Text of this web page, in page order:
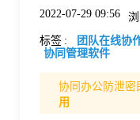
2022-07-29 09:56
标签 : 团队在线协
协同管理软件
协同办公防泄
用